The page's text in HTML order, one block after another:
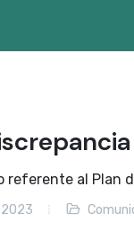
referente al Plan